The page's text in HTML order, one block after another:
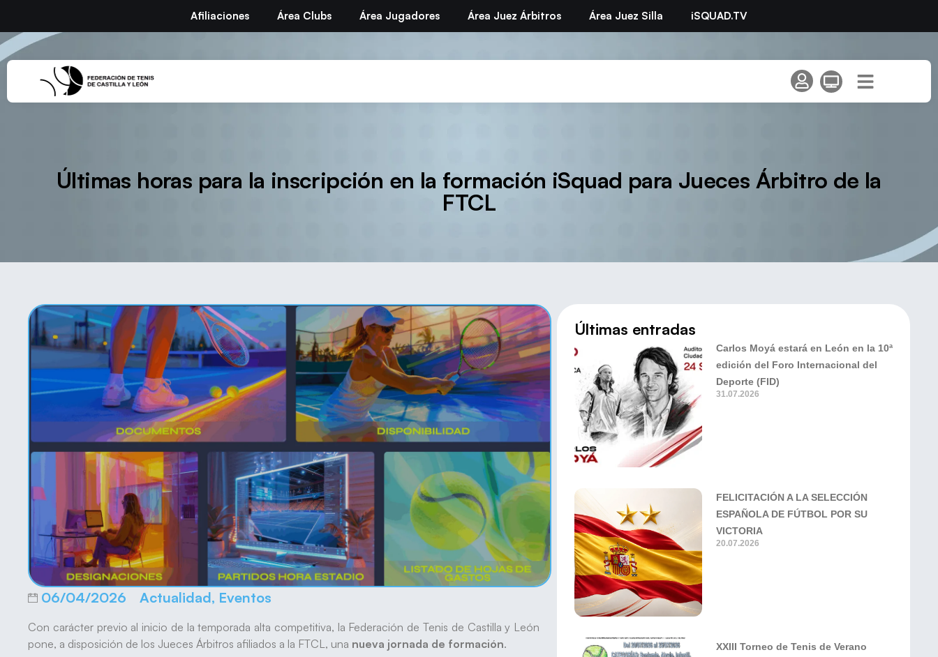
Afiliaciones Área Clubs Área Jugadores Área Juez Árbitros Área Juez Silla iSQUAD.TV
Últimas horas para la inscripción en la formación iSquad para Jueces Árbitro de la
FTCL
06/04/2026 Actualidad, Eventos
Con carácter previo al inicio de la temporada alta competitiva, la Federación de Tenis de Castilla y León
pone, a disposición de los Jueces Árbitros afiliados a la FTCL, una nueva jornada de formación.
Últimas entradas
Carlos Moyá estará en León en la 10ª
edición del Foro Internacional del
Deporte (FID)
31.07.2026
FELICITACIÓN A LA SELECCIÓN
ESPAÑOLA DE FÚTBOL POR SU
VICTORIA
20.07.2026
XXIII Torneo de Tenis de Verano